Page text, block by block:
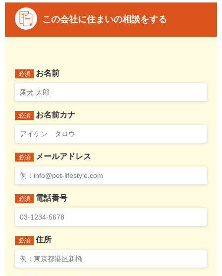
この会社に住まいの相談をする
必須 お名前
必須 お名前カナ
必須 メールアドレス
必須 電話番号
必須 住所